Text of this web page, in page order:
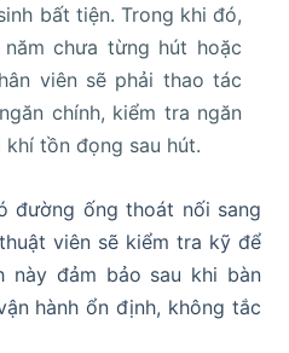
bất tiện. Trong khi đó,
chưa từng hút hoặc
viên sẽ phải thao tác
chính, kiểm tra ngăn
tồn đọng sau hút.
đường ống thoát nối sang
viên sẽ kiểm tra kỹ để
này đảm bảo sau khi bàn
hành ổn định, không tắc